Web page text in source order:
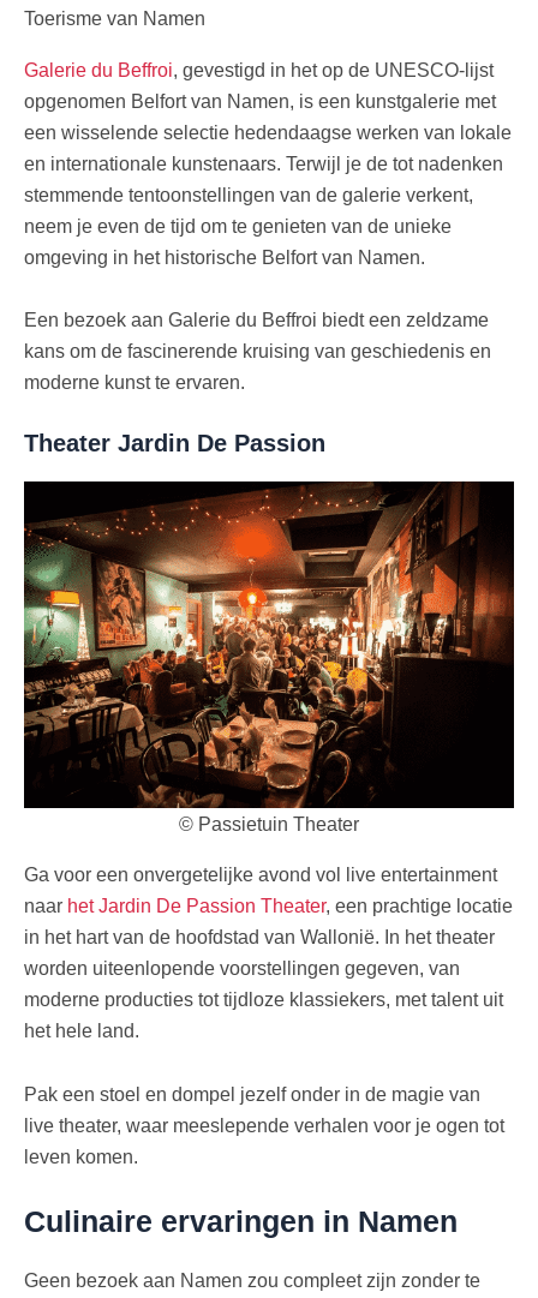
Toerisme van Namen
Galerie du Beffroi , gevestigd in het op de UNESCO-lijst
opgenomen Belfort van Namen, is een kunstgalerie met
een wisselende selectie hedendaagse werken van lokale
en internationale kunstenaars. Terwijl je de tot nadenken
stemmende tentoonstellingen van de galerie verkent,
neem je even de tijd om te genieten van de unieke
omgeving in het historische Belfort van Namen.
Een bezoek aan Galerie du Beffroi biedt een zeldzame
kans om de fascinerende kruising van geschiedenis en
moderne kunst te ervaren.
Theater Jardin De Passion
© Passietuin Theater
Ga voor een onvergetelijke avond vol live entertainment
naar het Jardin De Passion Theater, een prachtige locatie
in het hart van de hoofdstad van Wallonië. In het theater
worden uiteenlopende voorstellingen gegeven, van
moderne producties tot tijdloze klassiekers, met talent uit
het hele land.
Pak een stoel en dompel jezelf onder in de magie van
live theater, waar meeslepende verhalen voor je ogen tot
leven komen.
Culinaire ervaringen in Namen
Geen bezoek aan Namen zou compleet zijn zonder te